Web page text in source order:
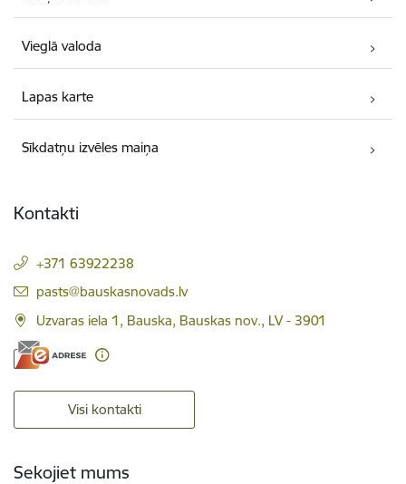
Vieglā valoda
Lapas karte
Sīkdatņu izvēles maiņa
Kontakti
+371 63922238
E-pasts:
pasts@bauskasnovads.lv
Uzvaras iela 1, Bauska, Bauskas nov., LV - 3901
Visi kontakti
Sekojiet mums